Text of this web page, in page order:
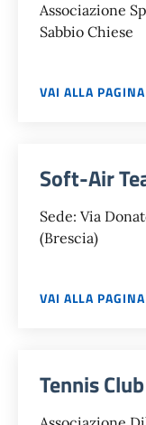
Associazione
Sabbio Chiese
VAI ALLA PAGINA
Soft-Air
Sede: Via
(Brescia)
VAI ALLA PAGINA
Tennis